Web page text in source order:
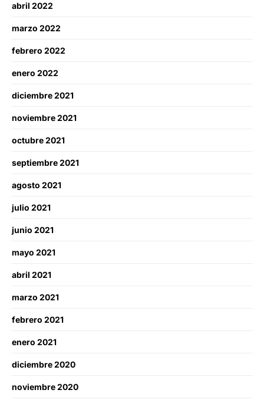
abril 2022
marzo 2022
febrero 2022
enero 2022
diciembre 2021
noviembre 2021
octubre 2021
septiembre 2021
agosto 2021
julio 2021
junio 2021
mayo 2021
abril 2021
marzo 2021
febrero 2021
enero 2021
diciembre 2020
noviembre 2020